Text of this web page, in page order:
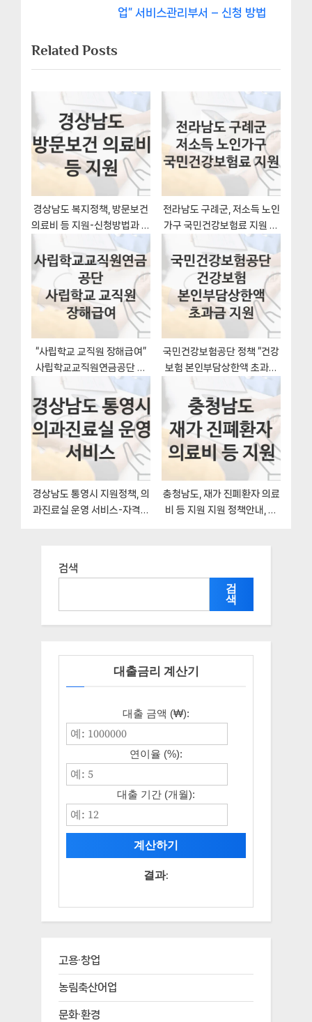
게
이
o
u
s
t
P
t
:
업” 서비스관리부서 – 신청 방법
Related Posts
경상남도 복지정책, 방문보건
의료비 등 지원-신청방법과 구
전라남도 구례군, 저소득 노인
가구 국민건강보험료 지원 지
원 정책, 신청 구비서류와 일정
“사립학교 교직원 장해급여”
사립학교교직원연금공단 지
원혜택 일정과 신청방법
국민건강보험공단 정책 “건강
보험 본인부담상한액 초과금
지원” 의료비지원실 – 신청 자
격조건과 신청방법
경상남도 통영시 지원정책, 의
과진료실 운영 서비스-자격조
충청남도, 재가 진폐환자 의료
비 등 지원 지원 정책안내, 신
검색
검
색
대출금리 계산기
대출 금액 (₩):
연이율 (%):
대출 기간 (개월):
계산하기
결과:
고용·창업
농림축산어업
문화·환경